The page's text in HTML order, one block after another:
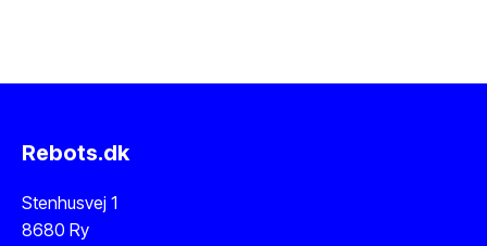
Rebots.dk
Stenhusvej 1
8680 Ry